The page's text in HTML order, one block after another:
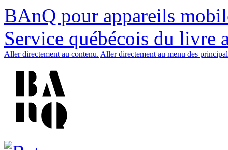
BAnQ pour appareils
Service québécois du livre
Aller directement au contenu. Aller directement au menu des